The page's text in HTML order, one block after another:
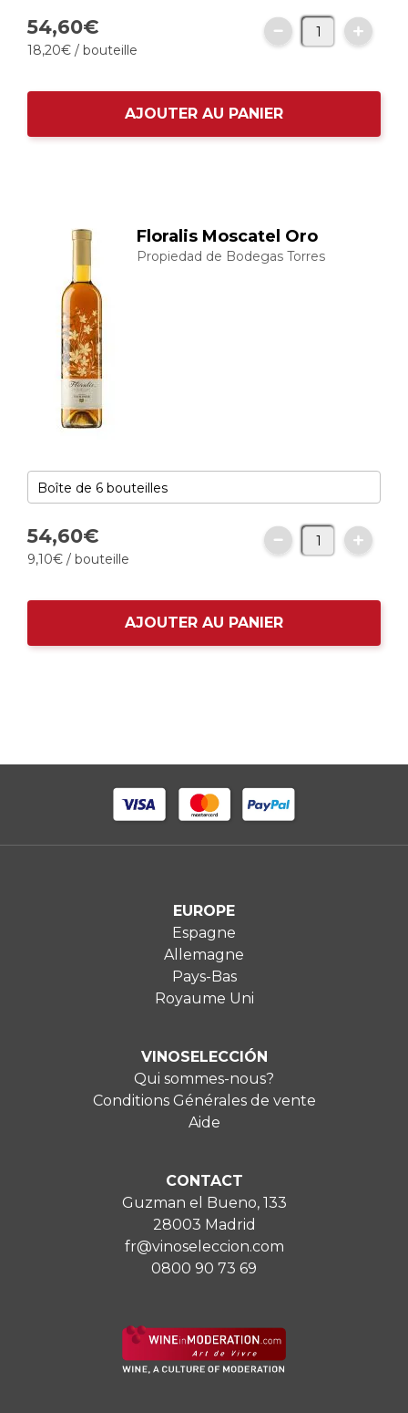
54,60€
18,20€ / bouteille
AJOUTER AU PANIER
Floralis Moscatel Oro
Propiedad de Bodegas Torres
54,60€
9,10€ / bouteille
AJOUTER AU PANIER
EUROPE
Espagne
Allemagne
Pays-Bas
Royaume Uni
VINOSELECCIÓN
Qui sommes-nous?
Conditions Générales de vente
Aide
CONTACT
Guzman el Bueno, 133
28003 Madrid
fr@vinoseleccion.com
0800 90 73 69